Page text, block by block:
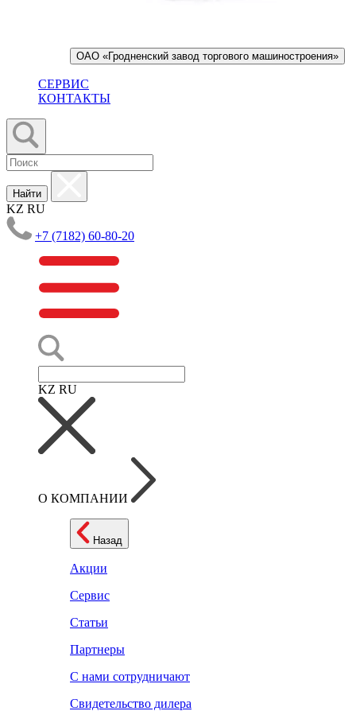
ОАО «Гродненский завод торгового машиностроения»
СЕРВИС
КОНТАКТЫ
Найти
KZ RU
+7 (7182) 60-80-20
KZ RU
О КОМПАНИИ
Назад
Акции
Сервис
Статьи
Партнеры
С нами сотрудничают
Свидетельство дилера